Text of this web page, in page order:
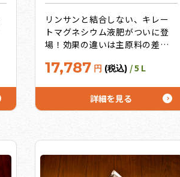
リンサンと結合しない、キレー
トマグネシウム液肥がついに登
場！効果の違いは主原料の差！
シウム。いつまでも色つやと照
を作るマグネシウムは光合成の
源です。うれしいお徳用サイズ
17,787 円 (税込) / 5 L
詳細を見る